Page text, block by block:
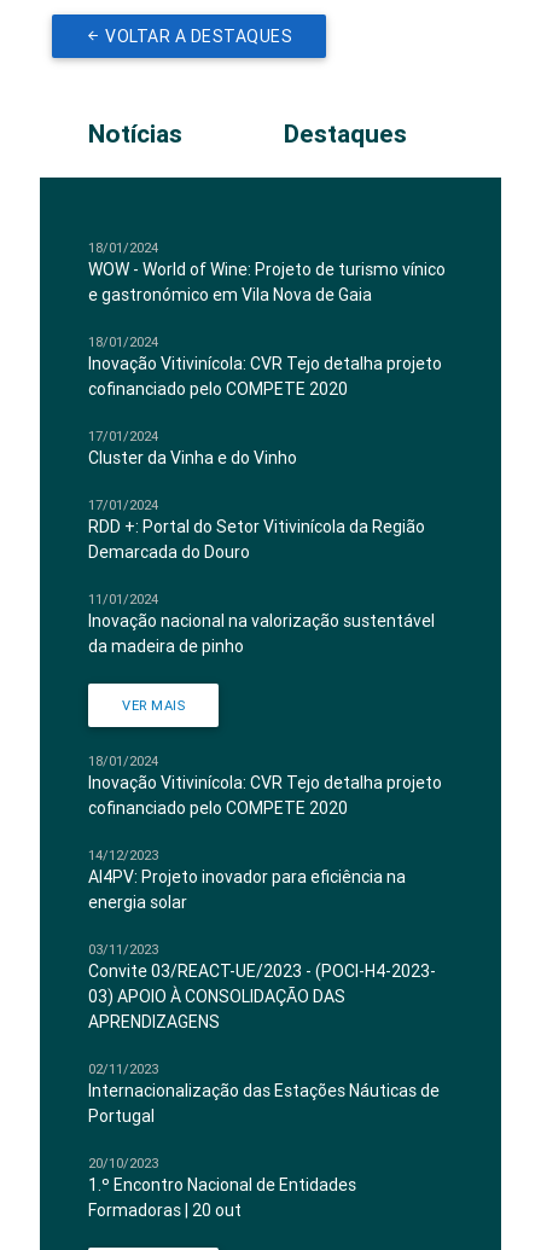
VOLTAR A DESTAQUES
Notícias Destaques
18/01/2024
WOW - World of Wine: Projeto de turismo vínico
e gastronómico em Vila Nova de Gaia
18/01/2024
Inovação Vitivinícola: CVR Tejo detalha projeto
cofinanciado pelo COMPETE 2020
17/01/2024
Cluster da Vinha e do Vinho
17/01/2024
RDD +: Portal do Setor Vitivinícola da Região
Demarcada do Douro
11/01/2024
Inovação nacional na valorização sustentável
da madeira de pinho
VER MAIS
18/01/2024
Inovação Vitivinícola: CVR Tejo detalha projeto
cofinanciado pelo COMPETE 2020
14/12/2023
AI4PV: Projeto inovador para eficiência na
energia solar
03/11/2023
Convite 03/REACT-UE/2023 - (POCI-H4-2023-
03) APOIO À CONSOLIDAÇÃO DAS
APRENDIZAGENS
02/11/2023
Internacionalização das Estações Náuticas de
Portugal
20/10/2023
1.º Encontro Nacional de Entidades
Formadoras | 20 out